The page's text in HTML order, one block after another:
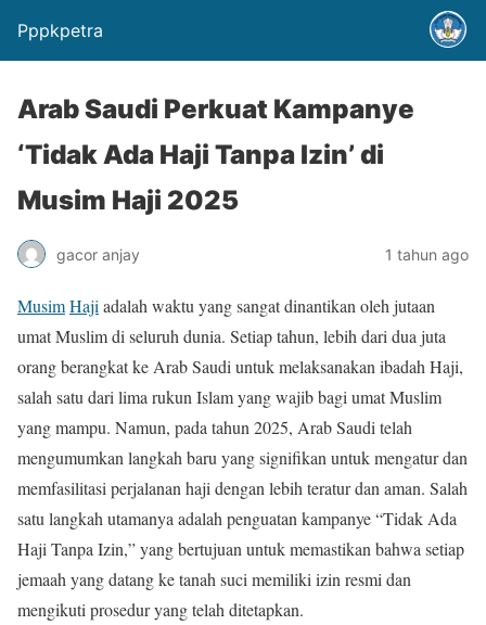
Pppkpetra
Arab Saudi Perkuat Kampanye
‘Tidak Ada Haji Tanpa Izin’ di
Musim Haji 2025
gacor anjay 1 tahun ago
MusimHaji adalah waktu yang sangat dinantikan oleh jutaan
umat Muslim di seluruh dunia. Setiap tahun, lebih dari dua juta
orang berangkat ke Arab Saudi untuk melaksanakan ibadah Haji,
salah satu dari lima rukun Islam yang wajib bagi umat Muslim
yang mampu. Namun, pada tahun 2025, Arab Saudi telah
mengumumkan langkah baru yang signifikan untuk mengatur dan
memfasilitasi perjalanan haji dengan lebih teratur dan aman. Salah
satu langkah utamanya adalah penguatan kampanye “Tidak Ada
Haji Tanpa Izin,” yang bertujuan untuk memastikan bahwa setiap
jemaah yang datang ke tanah suci memiliki izin resmi dan
mengikuti prosedur yang telah ditetapkan.